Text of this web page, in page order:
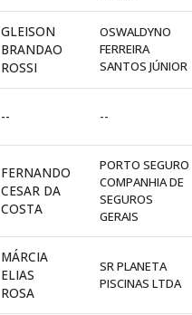
GLEISON
BRANDAO
ROSSI
OSWALDYNO
FERREIRA
SANTOS JÚNIOR
-- --
FERNANDO
CESAR DA
COSTA
PORTO SEGURO
COMPANHIA DE
SEGUROS
GERAIS
MÁRCIA
ELIAS
ROSA
SR PLANETA
PISCINAS LTDA